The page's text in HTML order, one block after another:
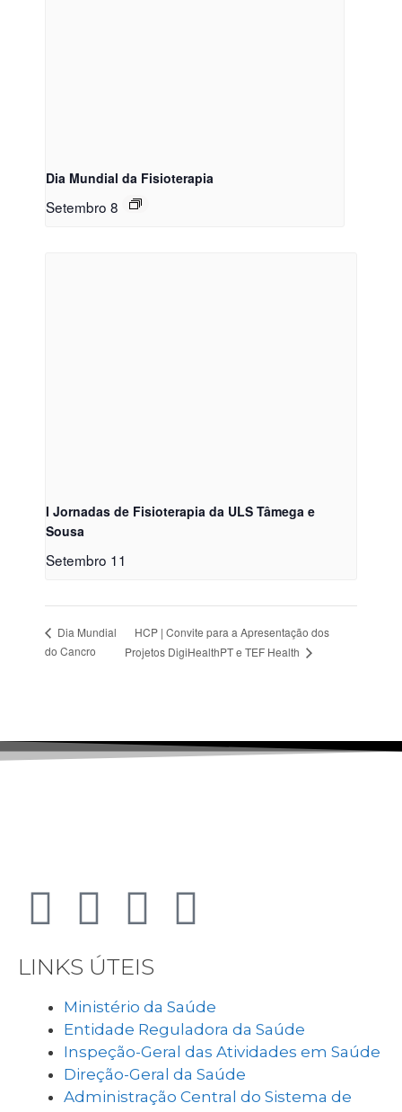
Dia Mundial da Fisioterapia
Setembro 8
I Jornadas de Fisioterapia da ULS Tâmega e
Sousa
Setembro 11
Dia Mundial
do Cancro
HCP | Convite para a Apresentação dos
Projetos DigiHealthPT e TEF Health
LINKS ÚTEIS
Ministério da Saúde
Entidade Reguladora da Saúde
Inspeção-Geral das Atividades em Saúde
Direção-Geral da Saúde
Administração Central do Sistema de